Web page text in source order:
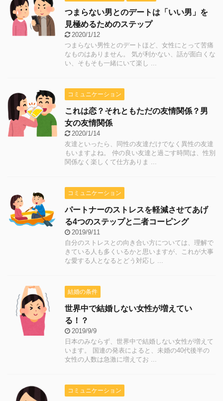
つまらない男とのデートは「いい男」を
見極めるためのステップ
2020/1/12
つまらない男性とのデートほど、女性にとって苦痛
なものはありません。 気が利かない、話が面白くな
い、そもそも一緒にいて楽し ...
コミュニケーション
これは恋？それともただの友情関係？男
女の友情関係
2020/1/14
友達といったら、同性の友達だけでなく異性の友達
もいますよね。 仲の良い友達と過ごす時間は、性別
関係なく楽しくて仕方ありま ...
コミュニケーション
パートナーのストレスを軽減させてあげ
る4つのステップと二者コーピング
2019/9/11
自分のストレスとの向き合い方については、理解で
きている人も多くいるかと思いますが、これが大事
な愛する人となるとどう対応し ...
結婚の条件
世界中で結婚しない女性が増えてい
る！？
2019/9/9
日本のみならず、世界中で結婚しない女性が増えて
います。 国連の発表によると、未婚の40代後半の
女性の人数は急激に増えてお ...
コミュニケーション